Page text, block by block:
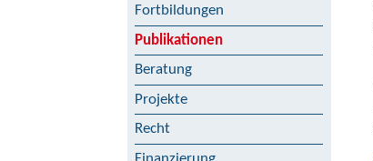
Fortbildungen
Publikationen
Beratung
Projekte
Recht